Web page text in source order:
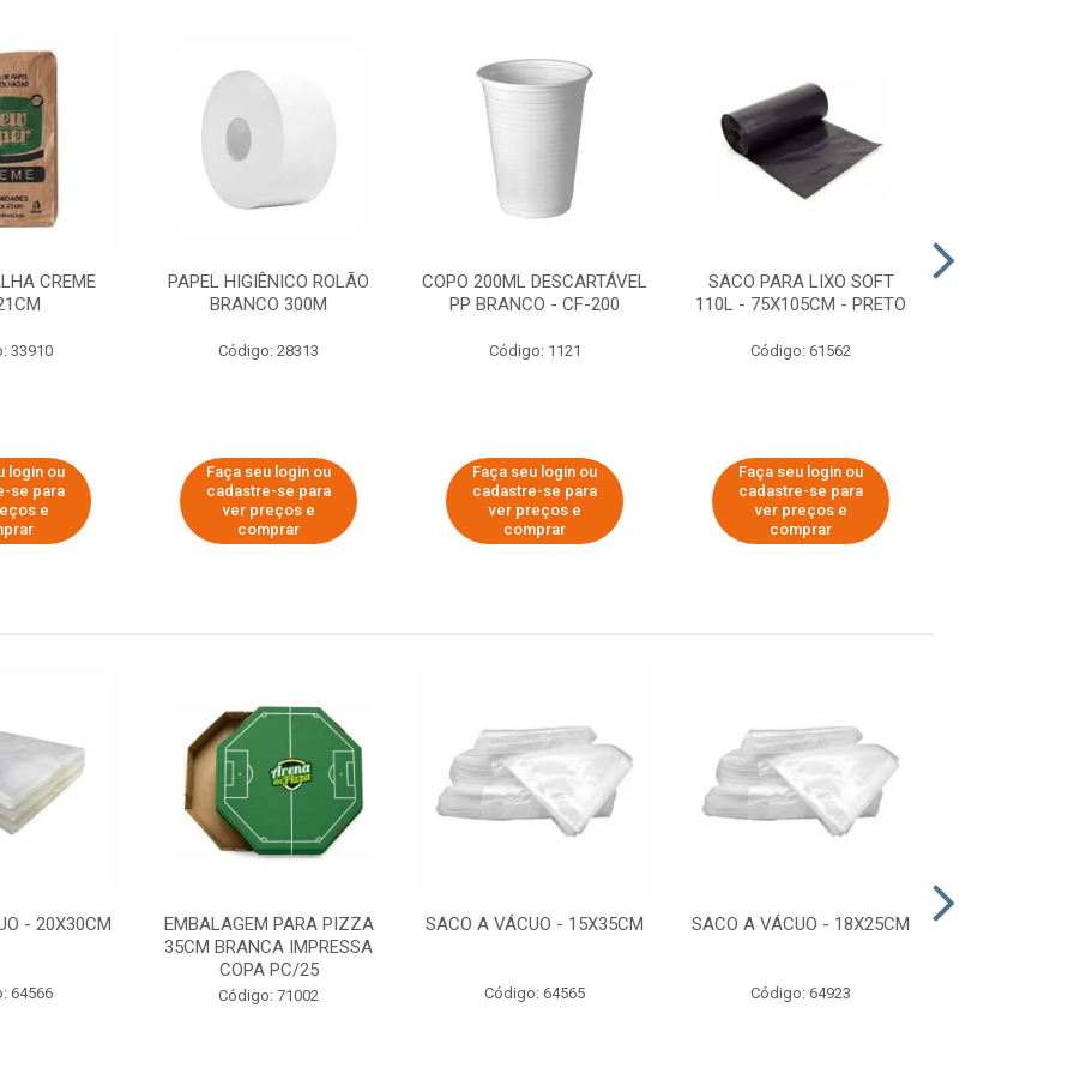
CREME
33910
login ou
se para
e
PAPEL HIGIÊNICO ROLÃO
BRANCO 300M
Código: 28313
Faça seu login ou
cadastre-se para
ver preços e
comprar
COPO 200ML DESCARTÁVEL
PP BRANCO - CF-200
Código: 1121
Faça seu login ou
cadastre-se para
ver preços e
comprar
SACO PARA LIXO SOFT
110L - 75X105CM - PRETO
Código: 61562
Faça seu login ou
cadastre-se para
ver preços e
comprar
- 20X30CM
64566
EMBALAGEM PARA PIZZA
35CM BRANCA IMPRESSA
COPA PC/25
Código: 71002
SACO A VÁCUO - 15X35CM
Código: 64565
SACO A VÁCUO - 18X25CM
Código: 64923